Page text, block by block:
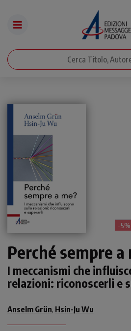
- 5%
Perché sempre a
I meccanismi che
relazioni: riconoscerli e
Anselm Grün, Hsin-Ju Wu